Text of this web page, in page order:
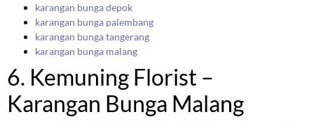
karangan bunga depok
karangan bunga palembang
karangan bunga tangerang
karangan bunga malang
6. Kemuning Florist –
Karangan Bunga Malang